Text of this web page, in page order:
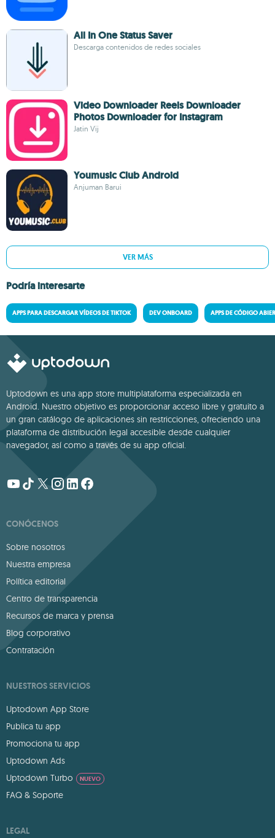
All In One Status Saver
Descarga contenidos de redes sociales
Video Downloader Reels Downloader
Photos Downloader for Instagram
Jatin Vij
Youmusic Club Android
Anjuman Barui
VER MÁS
Podría interesarte
APPS PARA DESCARGAR VÍDEOS DE TIKTOK DEV ONBOARD APPS DE CÓDIGO
Uptodown es una app store multiplataforma especializada en
Android. Nuestro objetivo es proporcionar acceso libre y gratuito a
un gran catálogo de aplicaciones sin restricciones, ofreciendo una
plataforma de distribución legal accesible desde cualquier
navegador, así como a través de su app oficial.
CONÓCENOS
Sobre nosotros
Nuestra empresa
Política editorial
Centro de transparencia
Recursos de marca y prensa
Blog corporativo
Contratación
NUESTROS SERVICIOS
Uptodown App Store
Publica tu app
Promociona tu app
Uptodown Ads
Uptodown Turbo
NUEVO
FAQ & Soporte
LEGAL